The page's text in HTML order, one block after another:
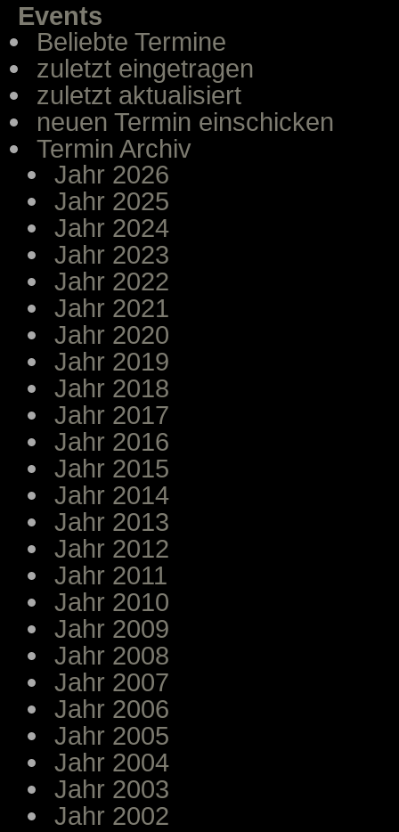
Events
Beliebte Termine
zuletzt eingetragen
zuletzt aktualisiert
neuen Termin einschicken
Termin Archiv
Jahr 2026
Jahr 2025
Jahr 2024
Jahr 2023
Jahr 2022
Jahr 2021
Jahr 2020
Jahr 2019
Jahr 2018
Jahr 2017
Jahr 2016
Jahr 2015
Jahr 2014
Jahr 2013
Jahr 2012
Jahr 2011
Jahr 2010
Jahr 2009
Jahr 2008
Jahr 2007
Jahr 2006
Jahr 2005
Jahr 2004
Jahr 2003
Jahr 2002